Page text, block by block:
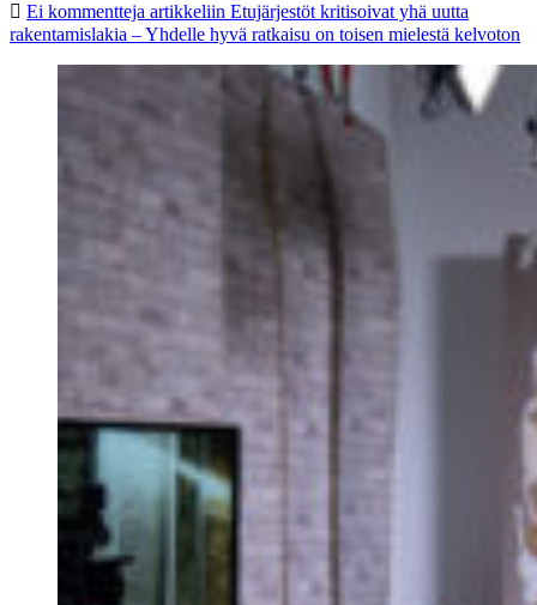
Ei kommentteja artikkeliin Etujärjestöt kritisoivat yhä uutta
rakentamislakia – Yhdelle hyvä ratkaisu on toisen mielestä kelvoton